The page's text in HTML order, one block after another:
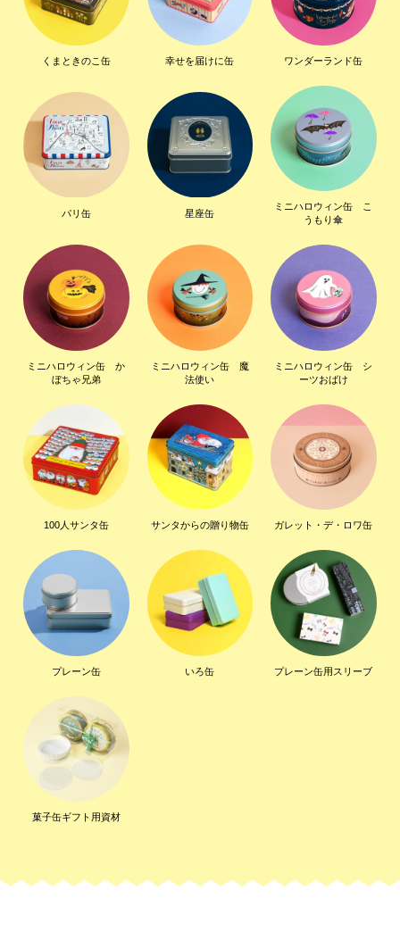
くまときのこ缶 幸せを届けに缶 ワンダーランド缶
パリ缶 星座缶
ミニハロウィン缶 こ
うもり傘
ミニハロウィン缶 か
ぼちゃ兄弟
ミニハロウィン缶 魔
法使い
ミニハロウィン缶 シ
ーツおばけ
100人サンタ缶 サンタからの贈り物缶 ガレット・デ・ロワ缶
プレーン缶 いろ缶 プレーン缶用スリーブ
菓子缶ギフト用資材